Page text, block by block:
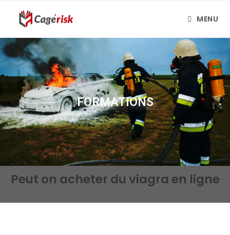
MENU
FORMATIONS
Peut on acheter du viagra en ligne